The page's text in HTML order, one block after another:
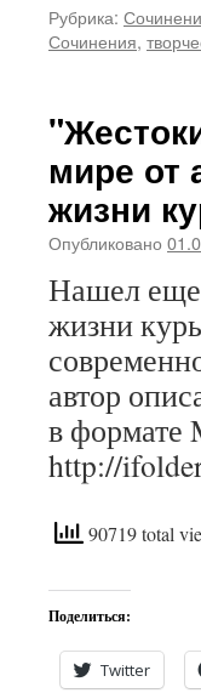
Рубрика:
Сочинения,
мире от
жизни
Опубликовано
Нашел еще
жизни
автор
в формате
http://
90719 total
Поделиться:
Twitter